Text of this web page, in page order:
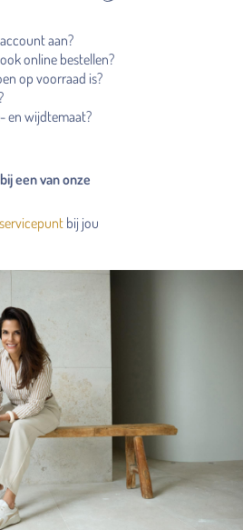
aan?
online bestellen?
op voorraad is?
en wijdtemaat?
een van onze
bij jou